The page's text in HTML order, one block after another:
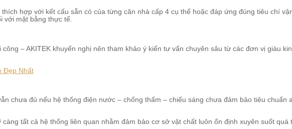
hợp với kết cấu sẵn có của từng căn nhà cấp 4 cụ thể hoặc đáp ứng đúng tiêu chí
với mặt bằng thực tế.
– AKITEK khuyến nghị nên tham khảo ý kiến tư vấn chuyên sâu từ các đơn vị giàu
Đẹp Nhất
chưa đủ nếu hệ thống điện nước – chống thấm – chiếu sáng chưa đảm bảo tiêu chuẩn
tất cả hệ thống liên quan nhằm đảm bảo cơ sở vật chất luôn ổn định xuyên suốt quá